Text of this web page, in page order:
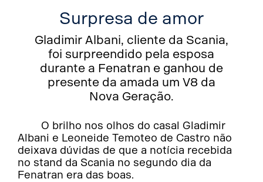
Surpresa de amor
Gladimir Albani, cliente da Scania,
foi surpreendido pela esposa
durante a Fenatran e ganhou de
presente da amada um V8 da
Nova Geração.
O brilho nos olhos do casal Gladimir
Albani e Leoneide Temoteo de Castro não
deixava dúvidas de que a notícia recebida
no stand da Scania no segundo dia da
Fenatran era das boas.